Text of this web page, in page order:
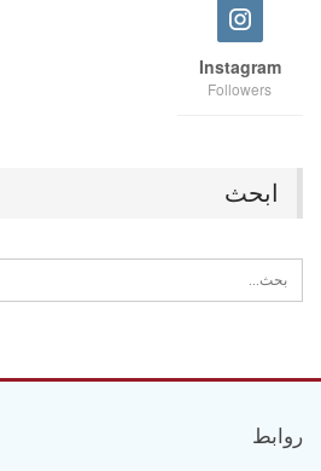
Instagram
Followers
ابحث
روابط